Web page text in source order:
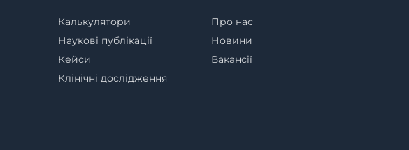
Калькулятори
Наукові публікації
Кейси
Клінічні дослідження
Про нас
Новини
Вакансії